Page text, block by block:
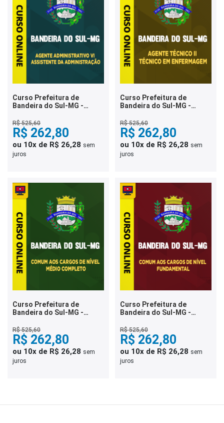
Curso Prefeitura de
Bandeira do Sul-MG -
Assistente da
Administração
R$ 525,60
R$ 262,80
ou 10x de R$ 26,28 sem
juros
Curso Prefeitura de
Bandeira do Sul-MG -
em Enfermagem
R$ 525,60
R$ 262,80
ou 10x de R$ 26,28 sem
juros
Curso Prefeitura de
Bandeira do Sul-MG -
Nível Médio Completo
R$ 525,60
R$ 262,80
ou 10x de R$ 26,28 sem
juros
Curso Prefeitura de
Bandeira do Sul-MG -
Nível Fundamental
R$ 525,60
R$ 262,80
ou 10x de R$ 26,28 sem
juros